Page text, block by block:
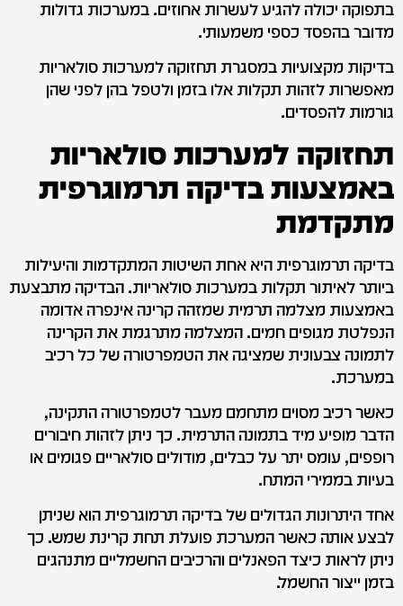
בתפוקה יכולה להגיע לעשרות אחוזים. במערכות גדולות
מדובר בהפסד כספי משמעותי.
בדיקות מקצועיות במסגרת תחזוקה למערכות סולאריות
מאפשרות לזהות תקלות אלו בזמן ולטפל בהן לפני שהן
גורמות להפסדים.
תחזוקה למערכות סולאריות
באמצעות בדיקה תרמוגרפית
מתקדמת
בדיקה תרמוגרפית היא אחת השיטות המתקדמות והיעילות
ביותר לאיתור תקלות במערכות סולאריות. הבדיקה מתבצעת
באמצעות מצלמה תרמית שמזהה קרינה אינפרה אדומה
הנפלטת מגופים חמים. המצלמה מתרגמת את הקרינה
לתמונה צבעונית שמציגה את הטמפרטורה של כל רכיב
במערכת.
כאשר רכיב מסוים מתחמם מעבר לטמפרטורה התקינה,
הדבר מופיע מיד בתמונה התרמית. כך ניתן לזהות חיבורים
רופפים, עומס יתר על כבלים, מודולים סולאריים פגומים או
בעיות בממירי המתח.
אחד היתרונות הגדולים של בדיקה תרמוגרפית הוא שניתן
לבצע אותה כאשר המערכת פועלת תחת קרינת שמש. כך
ניתן לראות כיצד הפאנלים והרכיבים החשמליים מתנהגים
בזמן ייצור החשמל.